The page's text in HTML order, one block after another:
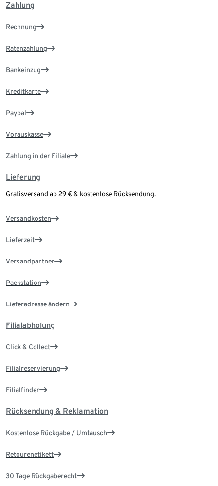
Zahlung
Rechnung
Ratenzahlung
Bankeinzug
Kreditkarte
Paypal
Vorauskasse
Zahlung in der Filiale
Lieferung
Gratisversand ab 29 € & kostenlose Rücksendung.
Versandkosten
Lieferzeit
Versandpartner
Packstation
Lieferadresse ändern
Filialabholung
Click & Collect
Filialreservierung
Filialfinder
Rücksendung & Reklamation
Kostenlose Rückgabe / Umtausch
Retourenetikett
30 Tage Rückgaberecht